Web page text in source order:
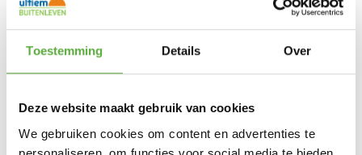
Toestemming Details Over
Deze website maakt gebruik van cookies
We gebruiken cookies om content en advertenties te